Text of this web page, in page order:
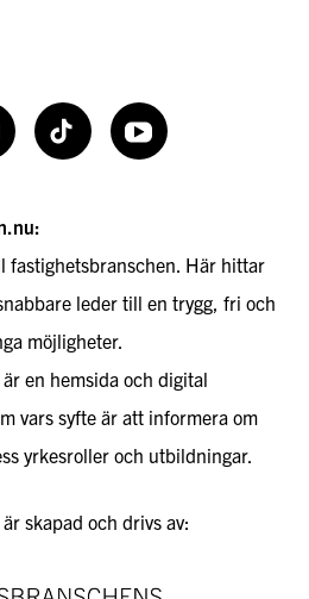
TikToK Youtube
fastighetsbranschen. Här hittar
leder till en trygg, fri och
möjligheter.
en hemsida och digital
vars syfte är att informera om
yrkesroller och utbildningar.
skapad och drivs av: